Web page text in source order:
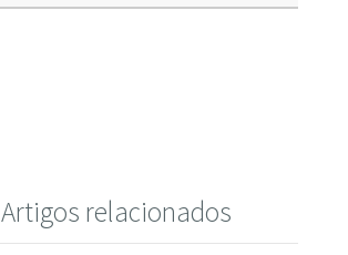
Artigos relacionados